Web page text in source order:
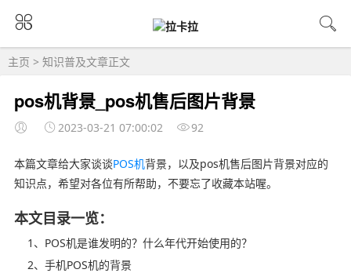
主页 > 知识普及文章正文
pos机背景_pos机售后图片背景
2023-03-21 07:00:02 92
本篇文章给大家谈谈POS机背景，以及pos机售后图片背景对应的
知识点，希望对各位有所帮助，不要忘了收藏本站喔。
本文目录一览：
1、POS机是谁发明的？什么年代开始使用的？
2、手机POS机的背景